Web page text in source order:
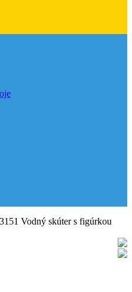
Vodný skúter s figúrkou